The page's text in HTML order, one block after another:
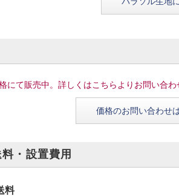
て販売中。詳しくはこちらよりお問い合わ
価格のお問い合わせ
料・設置費用
料